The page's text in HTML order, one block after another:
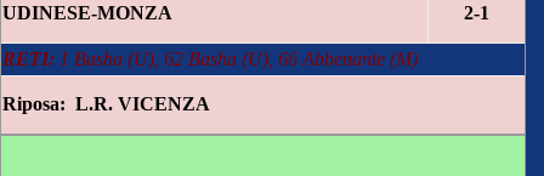
UDINESE-MONZA 2-1
RETI: 1 Basha (U), 62 Basha (U), 66 Abbenante (M)
Riposa: L.R. VICENZA